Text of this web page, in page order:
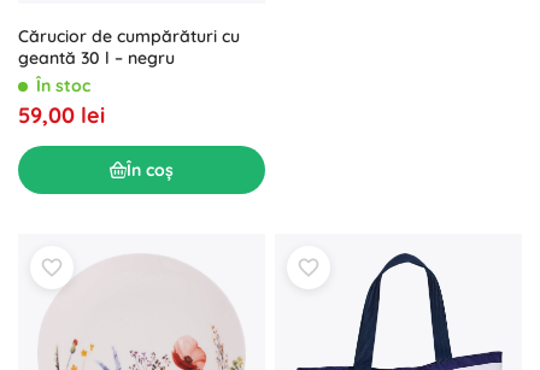
Cărucior de cumpărături cu
geantă 30 l – negru
În stoc
59,00 lei
În coș